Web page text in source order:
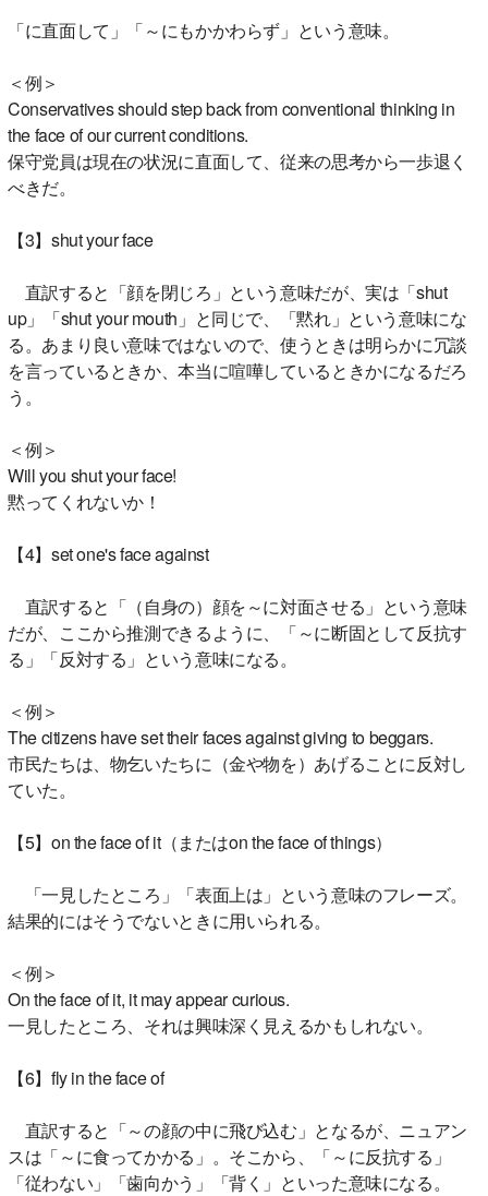
「に直面して」「～にもかかわらず」という意味。
＜例＞
Conservatives should step back from conventional thinking in
the face of our current conditions.
保守党員は現在の状況に直面して、従来の思考から一歩退く
べきだ。
【3】shut your face
直訳すると「顔を閉じろ」という意味だが、実は「shut
up」「shut your mouth」と同じで、「黙れ」という意味にな
る。あまり良い意味ではないので、使うときは明らかに冗談
を言っているときか、本当に喧嘩しているときかになるだろ
う。
＜例＞
Will you shut your face!
黙ってくれないか！
【4】set one's face against
直訳すると「（自身の）顔を～に対面させる」という意味
だが、ここから推測できるように、「～に断固として反抗す
る」「反対する」という意味になる。
＜例＞
The citizens have set their faces against giving to beggars.
市民たちは、物乞いたちに（金や物を）あげることに反対し
ていた。
【5】on the face of it（またはon the face of things）
「一見したところ」「表面上は」という意味のフレーズ。
結果的にはそうでないときに用いられる。
＜例＞
On the face of it, it may appear curious.
一見したところ、それは興味深く見えるかもしれない。
【6】fly in the face of
直訳すると「～の顔の中に飛び込む」となるが、ニュアン
スは「～に食ってかかる」。そこから、「～に反抗する」
「従わない」「歯向かう」「背く」といった意味になる。